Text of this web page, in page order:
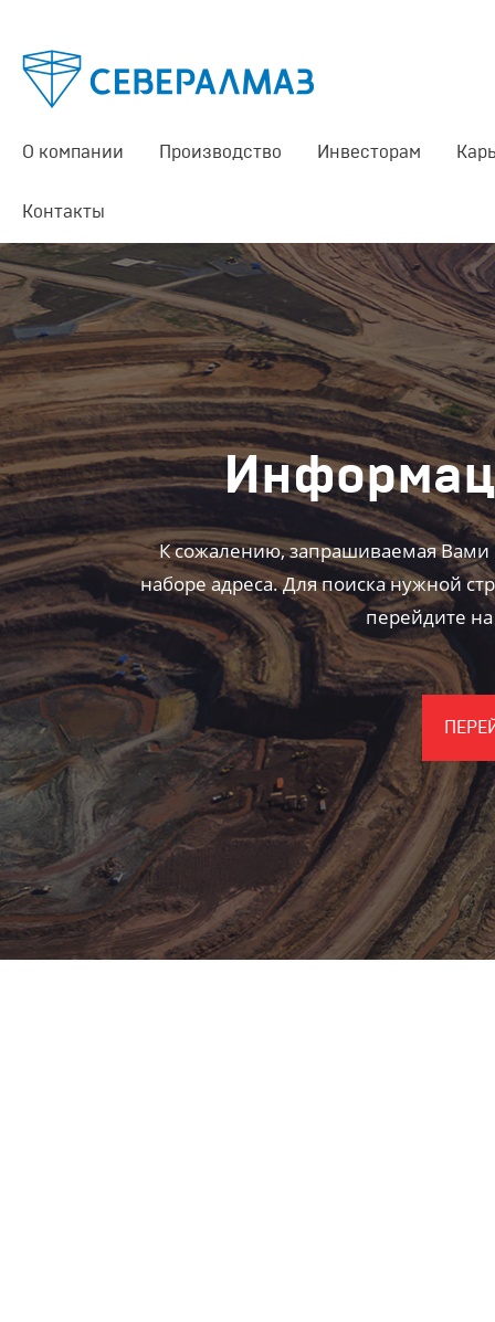
О компании Производство Инвесторам
Контакты
К сожалению, запрашиваемая Вами
наборе адреса. Для поиска нужной
перейдите